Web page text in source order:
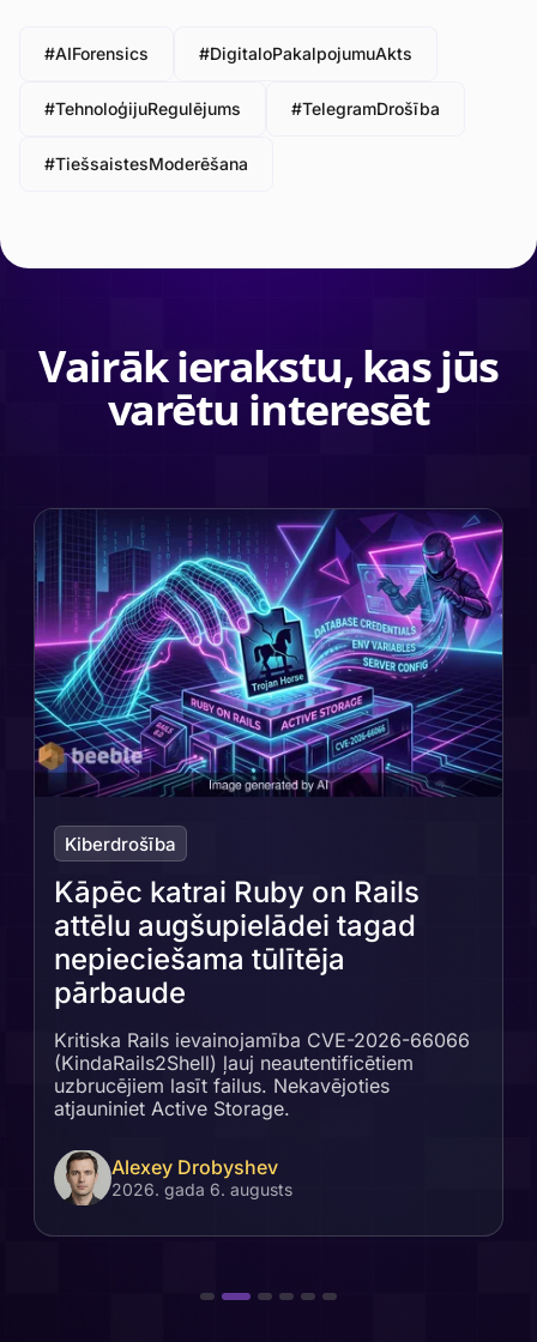
#AIForensics #DigitaloPakalpojumuAkts
#TehnoloģijuRegulējums #TelegramDrošība
#TiešsaistesModerēšana
Vairāk ierakstu, kas jūs
varētu interesēt
Kiberdrošība
Kāpēc katrai Ruby on Rails
attēlu augšupielādei tagad
nepieciešama tūlītēja
pārbaude
Kritiska Rails ievainojamība CVE-2026-66066
(KindaRails2Shell) ļauj neautentificētiem
uzbrucējiem lasīt failus. Nekavējoties
atjauniniet Active Storage.
Alexey Drobyshev
2026. gada 6. augusts